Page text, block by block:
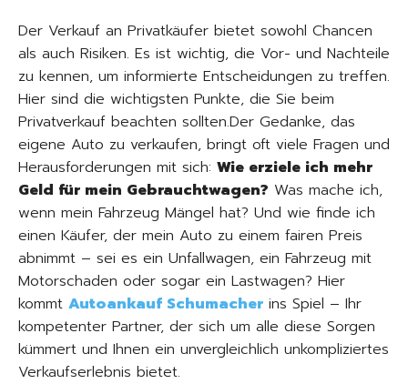
Der Verkauf an Privatkäufer bietet sowohl Chancen
als auch Risiken. Es ist wichtig, die Vor- und Nachteile
zu kennen, um informierte Entscheidungen zu treffen.
Hier sind die wichtigsten Punkte, die Sie beim
Privatverkauf beachten sollten.Der Gedanke, das
eigene Auto zu verkaufen, bringt oft viele Fragen und
Herausforderungen mit sich: Wie erziele ich mehr
Geld für mein Gebrauchtwagen? Was mache ich,
wenn mein Fahrzeug Mängel hat? Und wie finde ich
einen Käufer, der mein Auto zu einem fairen Preis
abnimmt – sei es ein Unfallwagen, ein Fahrzeug mit
Motorschaden oder sogar ein Lastwagen? Hier
kommt Autoankauf Schumacher ins Spiel – Ihr
kompetenter Partner, der sich um alle diese Sorgen
kümmert und Ihnen ein unvergleichlich unkompliziertes
Verkaufserlebnis bietet.